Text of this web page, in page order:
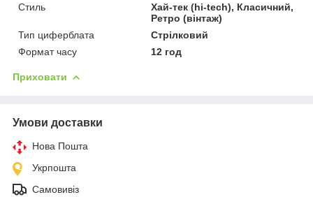
Стиль
Хай-тек (hi-tech), Класичний,
Ретро (вінтаж)
Тип циферблата
Стрілковий
Формат часу
12 год
Приховати
Умови доставки
Нова Пошта
Укрпошта
Самовивіз